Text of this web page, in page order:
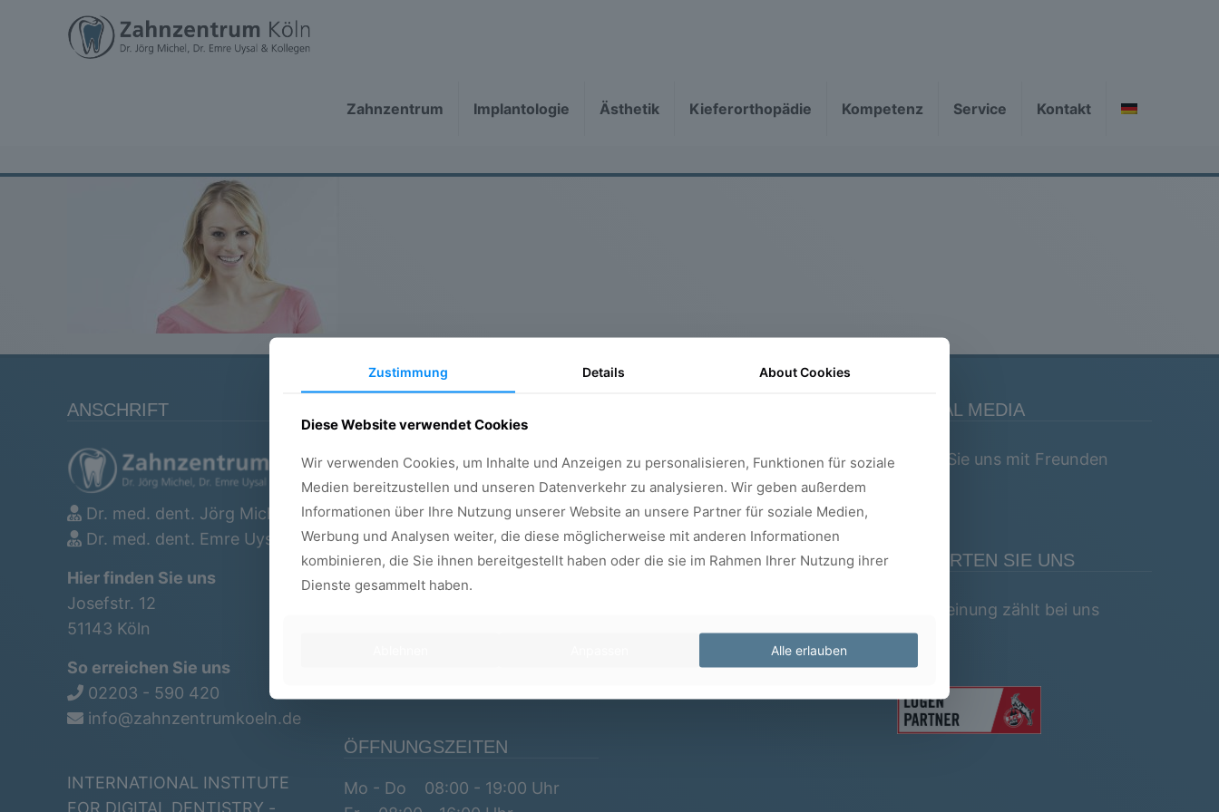
Zahnzentrum Implantologie Ästhetik Kieferorthopädie Kompetenz Service Kontakt
ANSCHRIFT
Dr. med. dent. Jörg Michel
Dr. med. dent. Emre Uysal
Hier finden Sie uns
Josefstr. 12
51143 Köln
So erreichen Sie uns
02203 - 590 420
info@zahnzentrumkoeln.de
INTERNATIONAL INSTITUTE
Angstpatienten
Implantate
Kieferorthopädie
ÖFFNUNGSZEITEN
Mo - Do 08:00 - 19:00 Uhr
SOCIAL MEDIA
Teilen Sie uns mit Freunden
BEWERTEN SIE UNS
Ihre Meinung zählt bei uns
Zustimmung Details AboutCookies
Diese Website verwendet Cookies
Wir verwenden Cookies, um Inhalte und Anzeigen zu personalisieren, Funktionen für soziale
Medien bereitzustellen und unseren Datenverkehr zu analysieren. Wir geben außerdem
Informationen über Ihre Nutzung unserer Website an unsere Partner für soziale Medien,
Werbung und Analysen weiter, die diese möglicherweise mit anderen Informationen
kombinieren, die Sie ihnen bereitgestellt haben oder die sie im Rahmen Ihrer Nutzung ihrer
Dienste gesammelt haben.
Alle erlauben